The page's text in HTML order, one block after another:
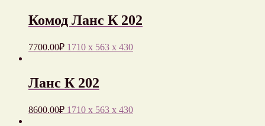
Комод Ланс К 202
7700.00₽ 1710 x 563 x 430
Ланс К 202
8600.00₽ 1710 x 563 x 430